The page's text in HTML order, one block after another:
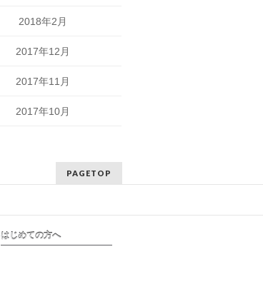
2018年2月
2017年12月
2017年11月
2017年10月
PAGETOP
はじめての方へ